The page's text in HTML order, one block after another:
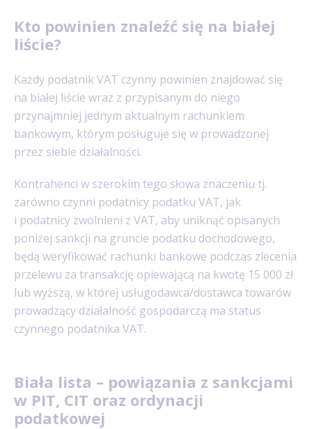
Kto powinien znaleźć się na białej
liście?
Każdy podatnik VAT czynny powinien znajdować się
na białej liście wraz z przypisanym do niego
przynajmniej jednym aktualnym rachunkiem
bankowym, którym posługuje się w prowadzonej
przez siebie działalności.
Kontrahenci w szerokim tego słowa znaczeniu tj.
zarówno czynni podatnicy podatku VAT, jak
i podatnicy zwolnieni z VAT, aby uniknąć opisanych
poniżej sankcji na gruncie podatku dochodowego,
będą weryfikować rachunki bankowe podczas zlecenia
przelewu za transakcję opiewającą na kwotę 15 000 zł
lub wyższą, w której usługodawca/dostawca towarów
prowadzący działalność gospodarczą ma status
czynnego podatnika VAT.
Biała lista – powiązania z sankcjami
w PIT, CIT oraz ordynacji
podatkowej